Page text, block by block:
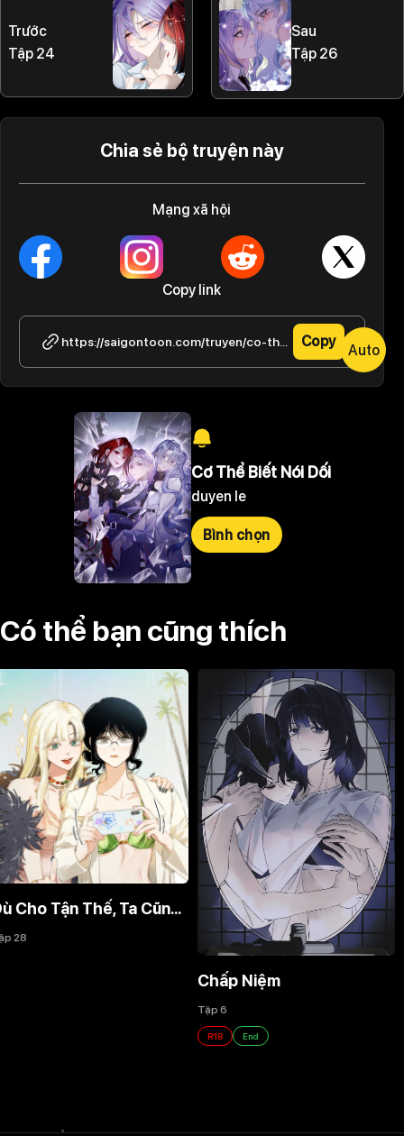
Trước
Tập 24
Sau
Tập 26
Chia sẻ bộ truyện này
Mạng xã hội
Copy link
https://saigontoon.com/truyen/co-the-biet-noi-doi/tap-25-3 Copy
Cơ Thể Biết Nói Dối
duyen le
Bình chọn
Có thể bạn cũng thích
Dù Cho Tận Thế, Ta Cũng Không Thích Ngươi!
Give Love
Auto